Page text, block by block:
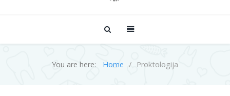
You are here: Home Proktologija